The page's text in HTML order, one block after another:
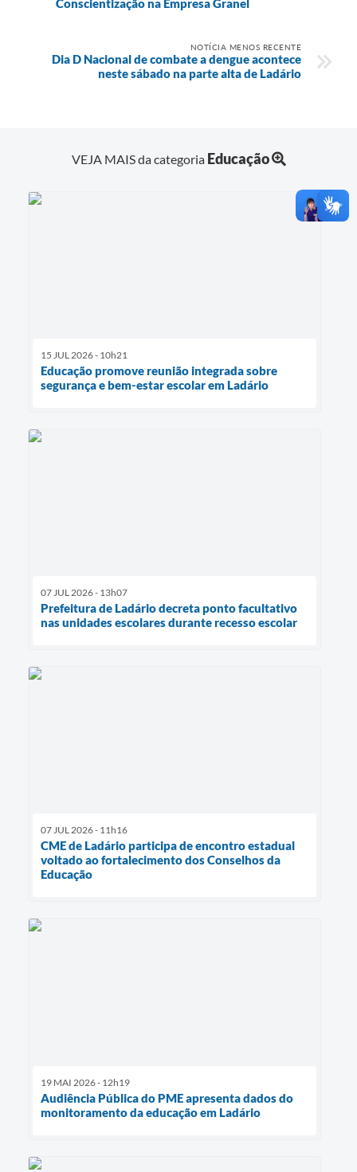
NOTÍCIA MENOS RECENTE
Dia D Nacional de combate a dengue acontece
neste sábado na parte alta de Ladário
VEJA MAIS da categoria Educação
15 JUL 2026 - 10h21
Educação promove reunião integrada sobre
segurança e bem-estar escolar em Ladário
07 JUL 2026 - 13h07
Prefeitura de Ladário decreta ponto facultativo
nas unidades escolares durante recesso escolar
07 JUL 2026 - 11h16
CME de Ladário participa de encontro estadual
voltado ao fortalecimento dos Conselhos da
Educação
19 MAI 2026 - 12h19
Audiência Pública do PME apresenta dados do
monitoramento da educação em Ladário